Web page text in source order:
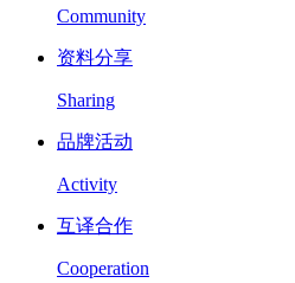
Community
资料分享
Sharing
品牌活动
Activity
互译合作
Cooperation